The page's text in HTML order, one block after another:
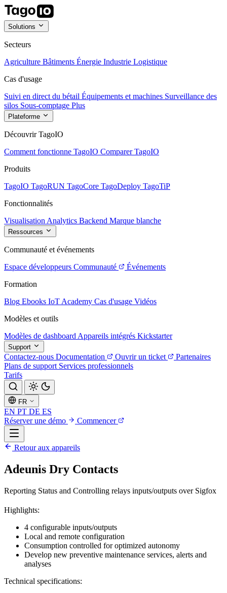
Solutions
Secteurs
Agriculture Bâtiments Énergie Industrie Logistique
Cas d'usage
Suivi en direct du bétail Équipements et machines Surveillance des
silos Sous-comptage Plus
Plateforme
Découvrir TagoIO
Comment fonctionne TagoIO Comparer TagoIO
Produits
TagoIO TagoRUN TagoCore TagoDeploy TagoTiP
Fonctionnalités
Visualisation Analytics Backend Marque blanche
Ressources
Communauté et événements
Espace développeurs Communauté
Événements
Formation
Blog Ebooks IoT Academy Cas d'usage Vidéos
Modèles et outils
Modèles de dashboard Appareils intégrés Kickstarter
Support
Contactez-nous Documentation Ouvrir un ticket
Partenaires
Plans de support Services professionnels
Tarifs
FR
EN PT DE ES
Réserver une démo
Commencer
Retour aux appareils
Adeunis Dry Contacts
Reporting Status and Controlling relays inputs/outputs over Sigfox
Highlights:
4 configurable inputs/outputs
Local and remote configuration
Consumption controlled for optimized autonomy
Develop new preventive maintenance services, alerts and
analyses
Technical specifications: